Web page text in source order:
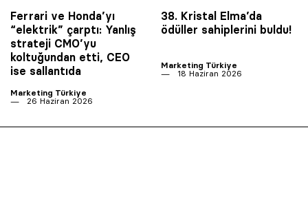
Ferrari ve Honda’yı
“elektrik” çarptı: Yanlış
strateji CMO’yu
koltuğundan etti, CEO
ise sallantıda
Marketing Türkiye
26 Haziran 2026
38. Kristal Elma’da
ödüller sahiplerini buldu!
Marketing Türkiye
18 Haziran 2026